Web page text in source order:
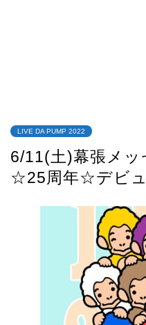
LIVE DA PUMP 2022
6/11(土)幕張メッ
☆25周年☆デビュ